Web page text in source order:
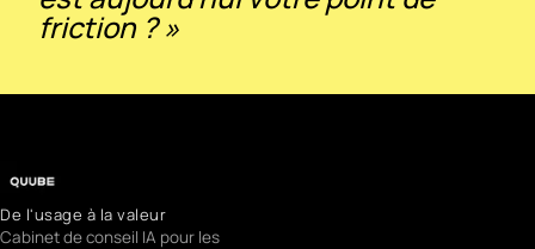
friction ? »
De l'usage à la valeur
Cabinet de conseil IA pour les